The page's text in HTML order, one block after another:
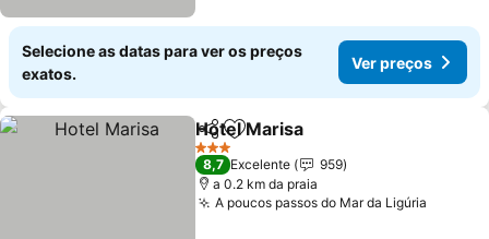
Selecione as datas para ver os preços
exatos.
Ver preços
PartilharAdicionar aos favoritos
Hotel Marisa
3 Estrelas
8,7 Excelente
959
a 0.2 km da praia
A poucos passos do Mar da Ligúria